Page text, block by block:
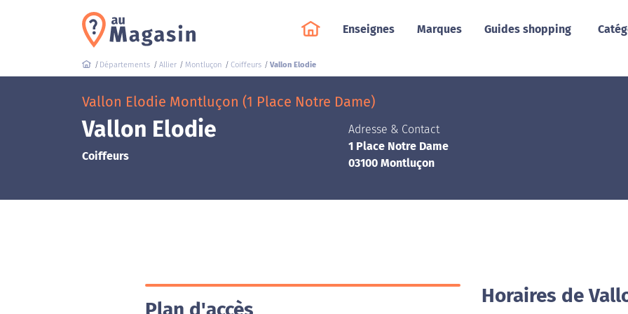
Enseignes Marques Guides shopping
Départements Allier Montluçon Coiffeurs Vallon Elodie
Vallon Elodie Montluçon (1 Place Notre Dame)
Vallon Elodie
Coiffeurs
Adresse & Contact
1 Place Notre Dame
03100 Montluçon
Horaires de